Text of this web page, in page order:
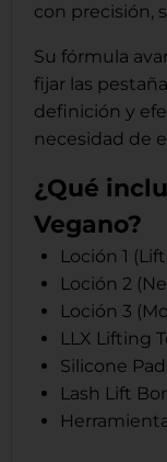
con precisión,
Su fórmula
fijar las
definición y
necesidad de
¿Qué
Vegano?
Loción 1
Loción 2
Loción 3
LLX Lifting
Silicone
Lash Lift